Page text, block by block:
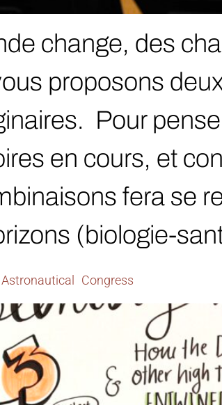
change, des
proposons
Pour
en cours, et
fera se
(biologie-
Congress